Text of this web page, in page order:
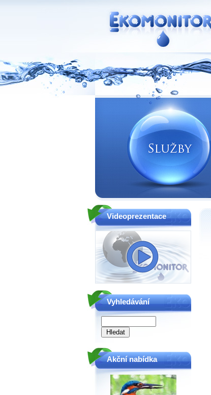
Videoprezentace
Vyhledávání
Akční nabídka
Vodní zdroje Ekomonitor spol. s